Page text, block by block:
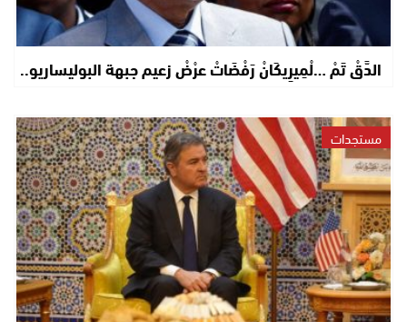
الدَّقْ تَمْ …لْمِيرِيكَانْ رَفْضَاتْ عرْضْ زعيم جبهة البوليساريو..
مستجدات